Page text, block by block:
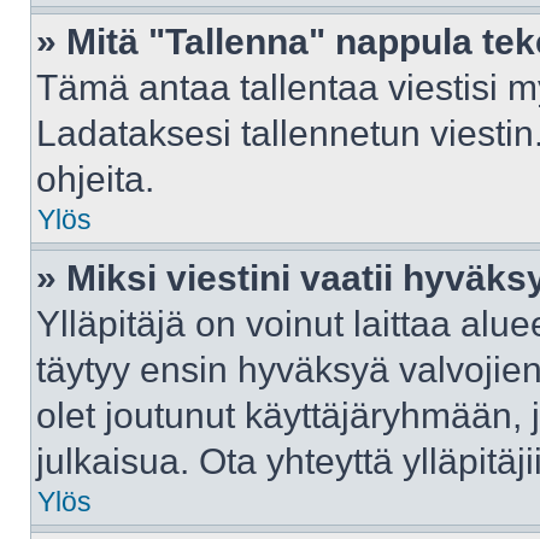
» Mitä "Tallenna" nappula
Tämä antaa tallentaa viestisi
Ladataksesi tallennetun
ohjeita.
Ylös
» Miksi viestini vaatii
Ylläpitäjä on voinut laittaa
täytyy ensin hyväksyä
olet joutunut
julkaisua. Ota yhteyttä
Ylös